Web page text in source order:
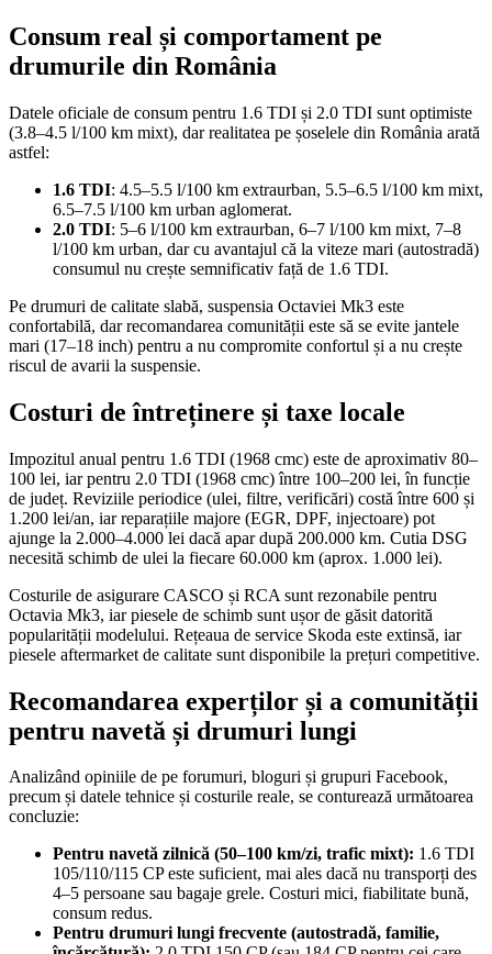
Consum real și comportament pe
drumurile din România
Datele oficiale de consum pentru 1.6 TDI și 2.0 TDI sunt optimiste
(3.8–4.5 l/100 km mixt), dar realitatea pe șoselele din România arată
astfel:
1.6 TDI: 4.5–5.5 l/100 km extraurban, 5.5–6.5 l/100 km mixt,
6.5–7.5 l/100 km urban aglomerat.
2.0 TDI: 5–6 l/100 km extraurban, 6–7 l/100 km mixt, 7–8
l/100 km urban, dar cu avantajul că la viteze mari (autostradă)
consumul nu crește semnificativ față de 1.6 TDI.
Pe drumuri de calitate slabă, suspensia Octaviei Mk3 este
confortabilă, dar recomandarea comunității este să se evite jantele
mari (17–18 inch) pentru a nu compromite confortul și a nu crește
riscul de avarii la suspensie.
Costuri de întreținere și taxe locale
Impozitul anual pentru 1.6 TDI (1968 cmc) este de aproximativ 80–
100 lei, iar pentru 2.0 TDI (1968 cmc) între 100–200 lei, în funcție
de județ. Reviziile periodice (ulei, filtre, verificări) costă între 600 și
1.200 lei/an, iar reparațiile majore (EGR, DPF, injectoare) pot
ajunge la 2.000–4.000 lei dacă apar după 200.000 km. Cutia DSG
necesită schimb de ulei la fiecare 60.000 km (aprox. 1.000 lei).
Costurile de asigurare CASCO și RCA sunt rezonabile pentru
Octavia Mk3, iar piesele de schimb sunt ușor de găsit datorită
popularității modelului. Rețeaua de service Skoda este extinsă, iar
piesele aftermarket de calitate sunt disponibile la prețuri competitive.
Recomandarea experților și a comunității
pentru navetă și drumuri lungi
Analizând opiniile de pe forumuri, bloguri și grupuri Facebook,
precum și datele tehnice și costurile reale, se conturează următoarea
concluzie:
Pentru navetă zilnică (50–100 km/zi, trafic mixt): 1.6 TDI
105/110/115 CP este suficient, mai ales dacă nu transporți des
4–5 persoane sau bagaje grele. Costuri mici, fiabilitate bună,
consum redus.
Pentru drumuri lungi frecvente (autostradă, familie,